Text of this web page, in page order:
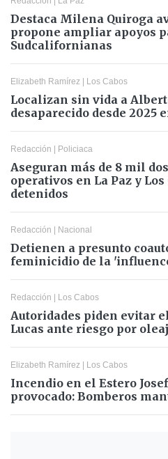
Destaca Milena Quiroga
propone ampliar apoyos
Sudcalifornianas
Elizabeth Ramírez | Los Cabos
Localizan sin vida a
desaparecido desde 2025
Redacción | Policiaca
Aseguran más de 8 mil
operativos en La Paz y
detenidos
Redacción | Nacional
Detienen a presunto
feminicidio de la
Redacción | Los Cabos
Autoridades piden evitar
Lucas ante riesgo por
Elizabeth Ramírez | Los Cabos
Incendio en el Estero
provocado: Bomberos